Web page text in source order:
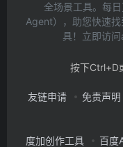
全场景工具。每
Agent），助您快速
具！立即访
按下
友链申请 免责声明
度加创作工具 百度